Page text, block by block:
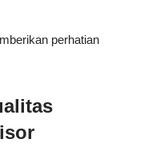
perhatian